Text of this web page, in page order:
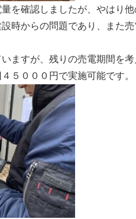
を確認しましたが、やはり
時からの問題であり、また
ますが、残りの売電期間を
５０００円で実施可能です。